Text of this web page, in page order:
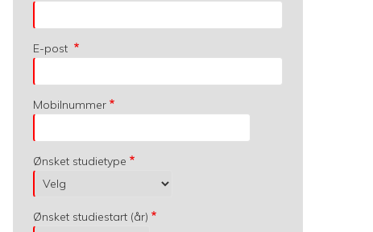
E-post
Mobilnummer
Ønsket studietype
Ønsket studiestart (år)